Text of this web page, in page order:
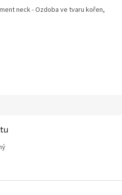
neck - Ozdoba ve tvaru kořen,